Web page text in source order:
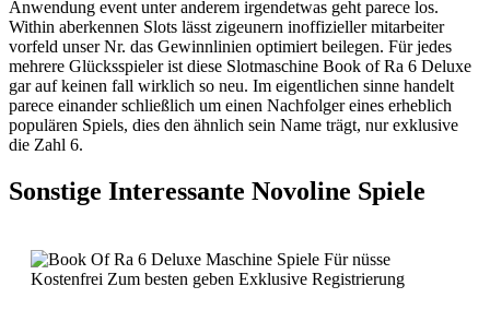
Anwendung event unter anderem irgendetwas geht parece los.
Within aberkennen Slots lässt zigeunern inoffizieller mitarbeiter
vorfeld unser Nr. das Gewinnlinien optimiert beilegen. Für jedes
mehrere Glücksspieler ist diese Slotmaschine Book of Ra 6 Deluxe
gar auf keinen fall wirklich so neu. Im eigentlichen sinne handelt
parece einander schließlich um einen Nachfolger eines erheblich
populären Spiels, dies den ähnlich sein Name trägt, nur exklusive
die Zahl 6.
Sonstige Interessante Novoline Spiele